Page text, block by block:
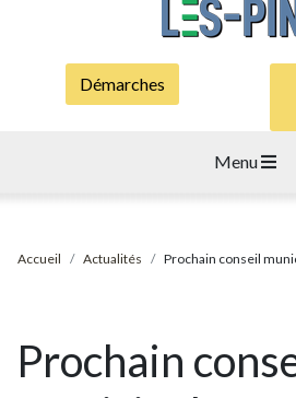
Démarches
Menu
Accueil Actualités Prochain conseil
Prochain